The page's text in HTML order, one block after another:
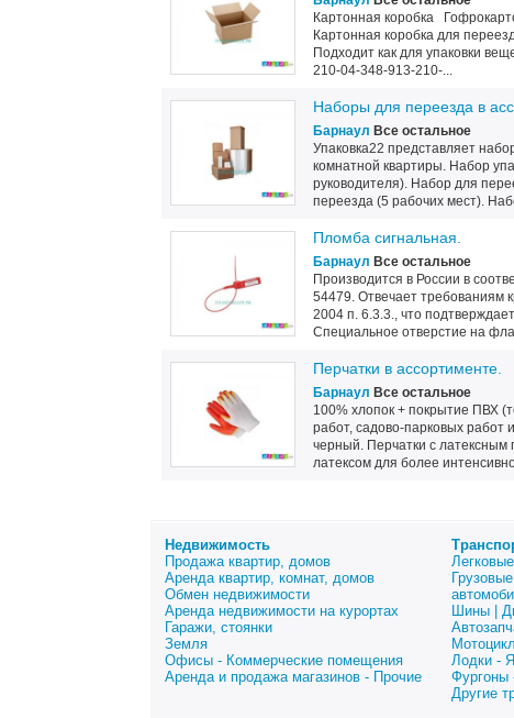
Картонная коробка
Картонная коробка для
Подходит как для упаковки
210-04-348-913-210-...
Наборы для переезда в
Барнаул Все остальное
Упаковка22 представляет
комнатной квартиры. Набор
руководителя). Набор для
переезда (5 рабочих мест).
Пломба сигнальная.
Барнаул Все остальное
Производится в России в
54479. Отвечает требованиям
2004 п. 6.3.3., что
Специальное отверстие на
Перчатки в ассортименте.
Барнаул Все остальное
100% хлопок + покрытие ПВХ
работ, садово-парковых
черный. Перчатки с латексным
латексом для более
Недвижимость
Продажа квартир, домов
Аренда квартир, комнат, домов
Обмен недвижимости
Аренда недвижимости на курортах
Гаражи, стоянки
Земля
Офисы - Коммерческие помещения
Аренда и продажа магазинов - Прочие
Шины |
Лодки -
Фургоны
Другие